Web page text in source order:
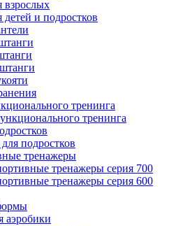
взрослых
и подростков
тренинга
тренинга
подростков
тренажеры
тренажеры серия 700
тренажеры серия 600
аэробики